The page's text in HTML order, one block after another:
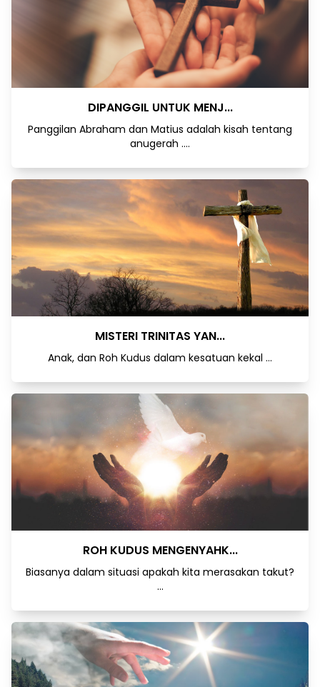
DIPANGGIL UNTUK MENJ...
Panggilan Abraham dan Matius adalah kisah tentang
anugerah ....
MISTERI TRINITAS YAN...
Anak, dan Roh Kudus dalam kesatuan kekal ...
ROH KUDUS MENGENYAHK...
Biasanya dalam situasi apakah kita merasakan takut?
...